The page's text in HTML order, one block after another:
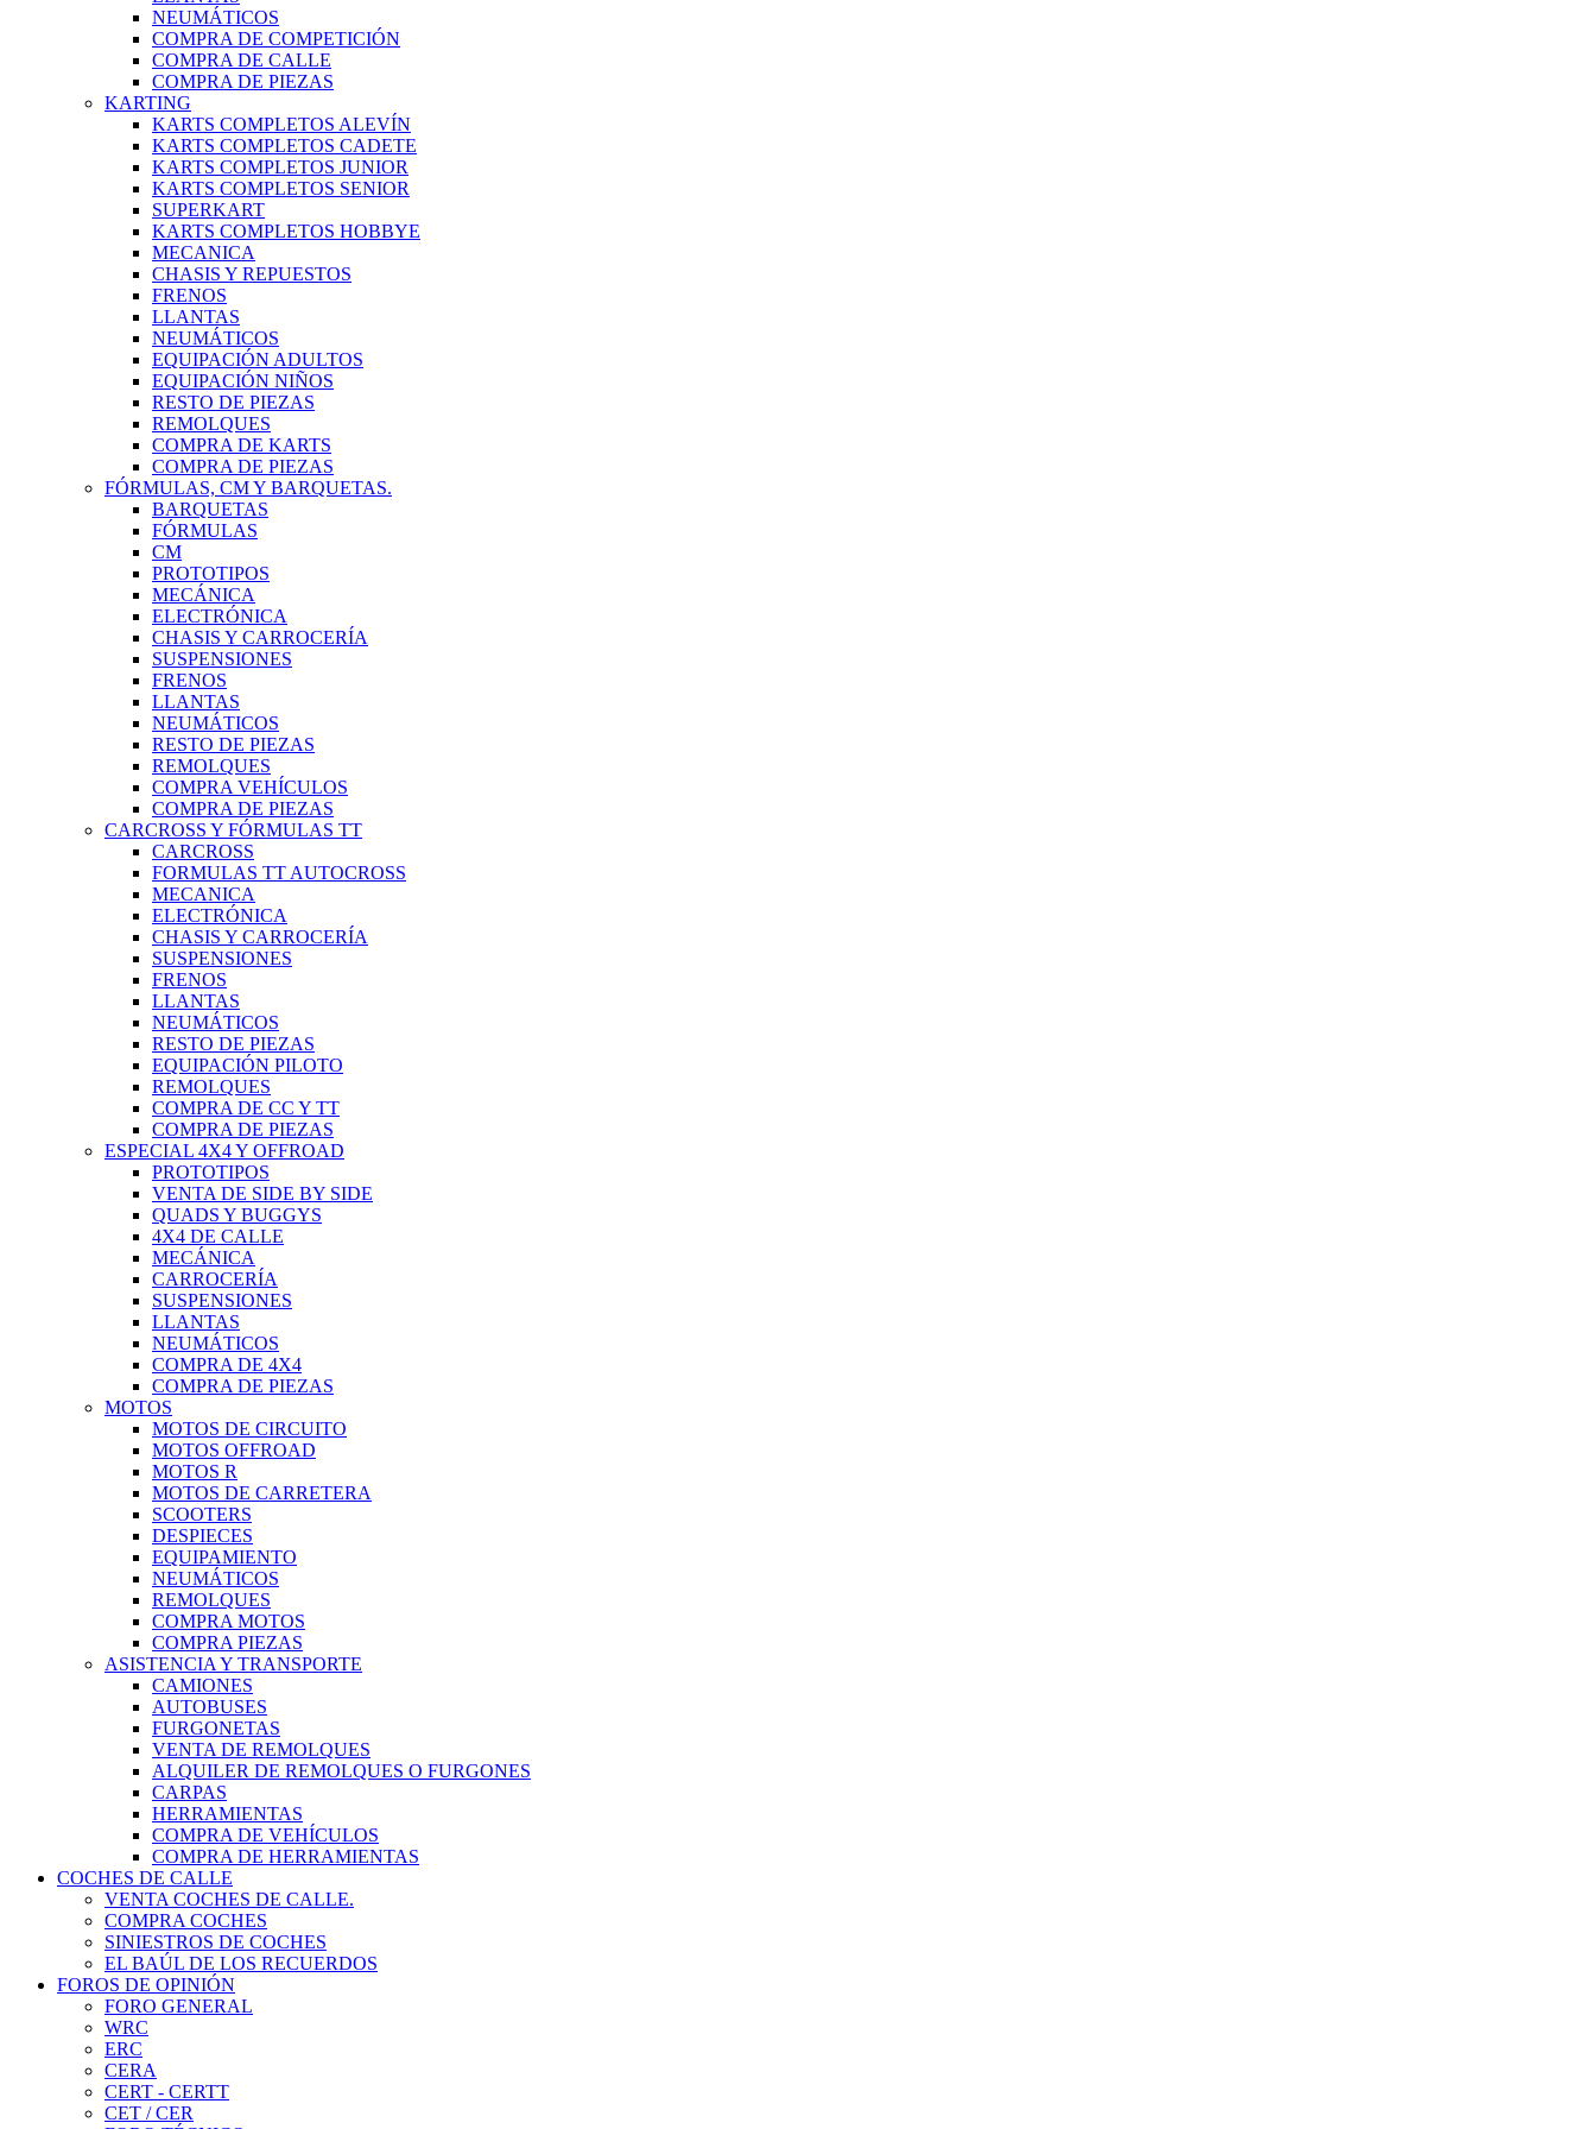
NEUMÁTICOS
COMPRA DE COMPETICIÓN
COMPRA DE CALLE
COMPRA DE PIEZAS
KARTING
KARTS COMPLETOS ALEVÍN
KARTS COMPLETOS CADETE
KARTS COMPLETOS JUNIOR
KARTS COMPLETOS SENIOR
SUPERKART
KARTS COMPLETOS HOBBYE
MECANICA
CHASIS Y REPUESTOS
FRENOS
LLANTAS
NEUMÁTICOS
EQUIPACIÓN ADULTOS
EQUIPACIÓN NIÑOS
RESTO DE PIEZAS
REMOLQUES
COMPRA DE KARTS
COMPRA DE PIEZAS
FÓRMULAS, CM Y BARQUETAS.
BARQUETAS
FÓRMULAS
CM
PROTOTIPOS
MECÁNICA
ELECTRÓNICA
CHASIS Y CARROCERÍA
SUSPENSIONES
FRENOS
LLANTAS
NEUMÁTICOS
RESTO DE PIEZAS
REMOLQUES
COMPRA VEHÍCULOS
COMPRA DE PIEZAS
CARCROSS Y FÓRMULAS TT
CARCROSS
FORMULAS TT AUTOCROSS
MECANICA
ELECTRÓNICA
CHASIS Y CARROCERÍA
SUSPENSIONES
FRENOS
LLANTAS
NEUMÁTICOS
RESTO DE PIEZAS
EQUIPACIÓN PILOTO
REMOLQUES
COMPRA DE CC Y TT
COMPRA DE PIEZAS
ESPECIAL 4X4 Y OFFROAD
PROTOTIPOS
VENTA DE SIDE BY SIDE
QUADS Y BUGGYS
4X4 DE CALLE
MECÁNICA
CARROCERÍA
SUSPENSIONES
LLANTAS
NEUMÁTICOS
COMPRA DE 4X4
COMPRA DE PIEZAS
MOTOS
MOTOS DE CIRCUITO
MOTOS OFFROAD
MOTOS R
MOTOS DE CARRETERA
SCOOTERS
DESPIECES
EQUIPAMIENTO
NEUMÁTICOS
REMOLQUES
COMPRA MOTOS
COMPRA PIEZAS
ASISTENCIA Y TRANSPORTE
CAMIONES
AUTOBUSES
FURGONETAS
VENTA DE REMOLQUES
ALQUILER DE REMOLQUES O FURGONES
CARPAS
HERRAMIENTAS
COMPRA DE VEHÍCULOS
COMPRA DE HERRAMIENTAS
COCHES DE CALLE
VENTA COCHES DE CALLE.
COMPRA COCHES
SINIESTROS DE COCHES
EL BAÚL DE LOS RECUERDOS
FOROS DE OPINIÓN
FORO GENERAL
WRC
ERC
CERA
CERT - CERTT
CET / CER